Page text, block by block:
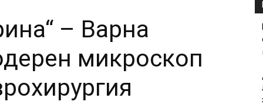
– Варна
микроскоп